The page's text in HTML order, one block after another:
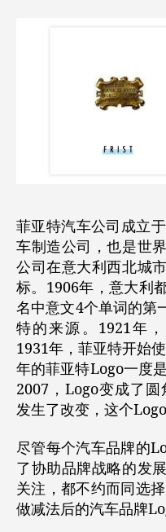
菲亚特汽车公司成立
车制造公司，也是世
公司在意大利西北城
标。1906年，意大利
名中意文4个单词的第
特的来源。1921年
1931年，菲亚特开始
年的菲亚特Logo一度
2007，Logo变成了
发生了改变，这个
尽管每个汽车品牌的
了协助品牌战略的发
关注，都不约而同选
做减法后的汽车品牌